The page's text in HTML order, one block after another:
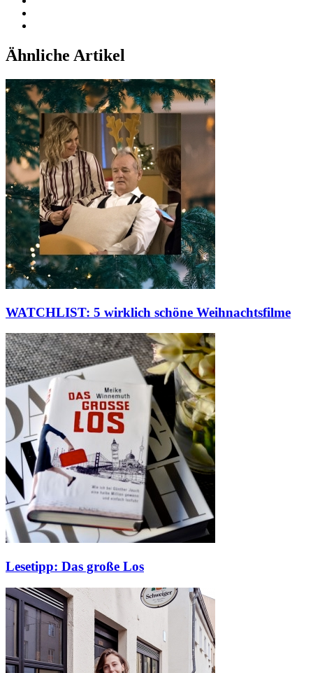
Ähnliche Artikel
WATCHLIST: 5 wirklich schöne Weihnachtsfilme
Lesetipp: Das große Los